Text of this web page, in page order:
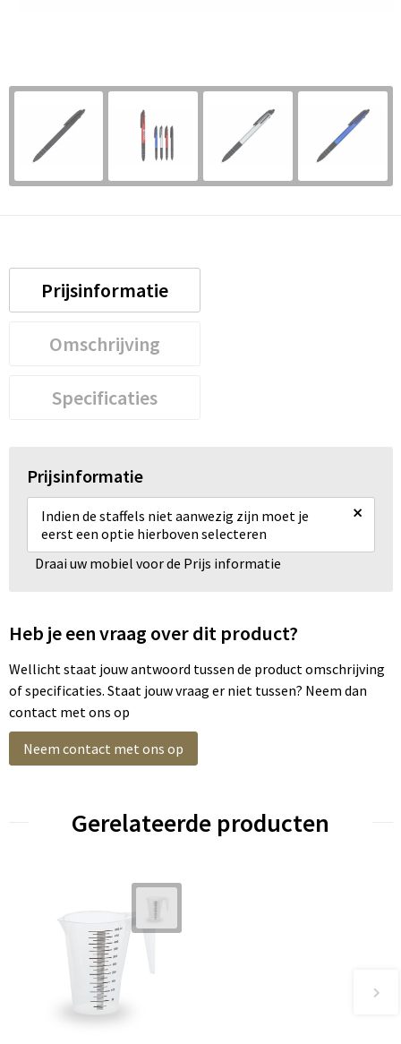
Prijsinformatie
Omschrijving
Specificaties
Prijsinformatie
Indien de staffels niet aanwezig zijn moet je
eerst een optie hierboven selecteren
×
Draai uw mobiel voor de Prijs informatie
Heb je een vraag over dit product?
Wellicht staat jouw antwoord tussen de product omschrijving
of specificaties. Staat jouw vraag er niet tussen? Neem dan
contact met ons op
Neem contact met ons op
Gerelateerde producten